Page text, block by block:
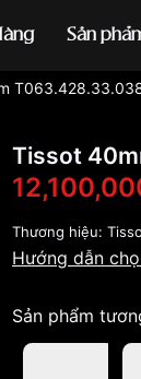
Sản
Tissot
Thương hiệu:
Hướng dẫn
Sản phẩm